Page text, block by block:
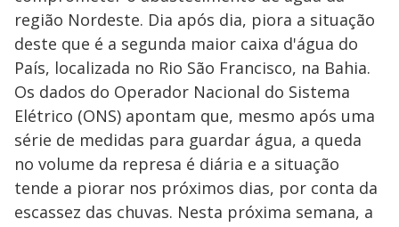
região Nordeste. Dia após dia, piora a situação
deste que é a segunda maior caixa d'água do
País, localizada no Rio São Francisco, na Bahia.
Os dados do Operador Nacional do Sistema
Elétrico (ONS) apontam que, mesmo após uma
série de medidas para guardar água, a queda
no volume da represa é diária e a situação
tende a piorar nos próximos dias, por conta da
escassez das chuvas. Nesta próxima semana, a